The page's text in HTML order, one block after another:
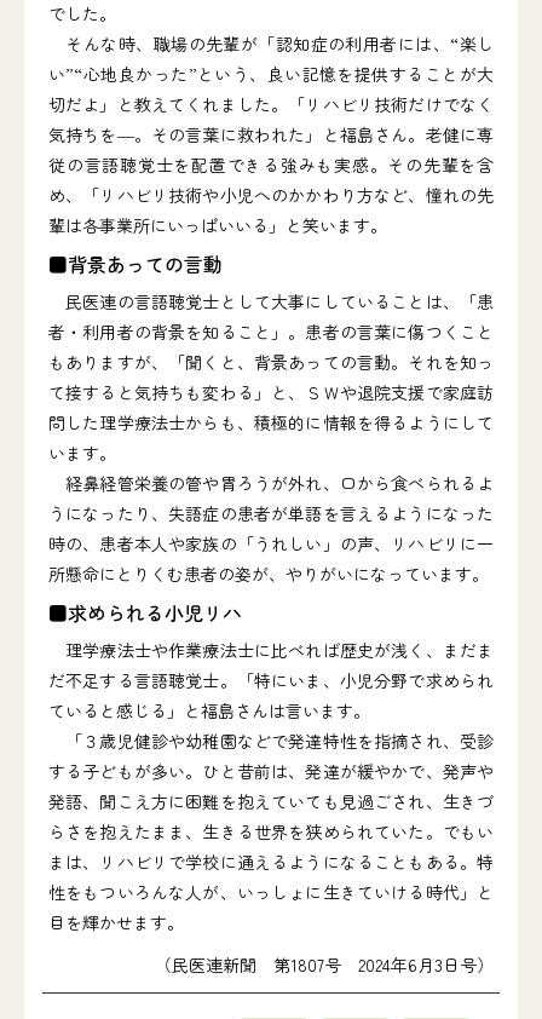
でした。
そんな時、職場の先輩が「認知症の利用者には、“楽し
い”“心地良かった”という、良い記憶を提供することが大
切だよ」と教えてくれました。「リハビリ技術だけでなく
気持ちを―。その言葉に救われた」と福島さん。老健に専
従の言語聴覚士を配置できる強みも実感。その先輩を含
め、「リハビリ技術や小児へのかかわり方など、憧れの先
輩は各事業所にいっぱいいる」と笑います。
■背景あっての言動
民医連の言語聴覚士として大事にしていることは、「患
者・利用者の背景を知ること」。患者の言葉に傷つくこと
もありますが、「聞くと、背景あっての言動。それを知っ
て接すると気持ちも変わる」と、ＳＷや退院支援で家庭訪
問した理学療法士からも、積極的に情報を得るようにして
います。
経鼻経管栄養の管や胃ろうが外れ、口から食べられるよ
うになったり、失語症の患者が単語を言えるようになった
時の、患者本人や家族の「うれしい」の声、リハビリに一
所懸命にとりくむ患者の姿が、やりがいになっています。
■求められる小児リハ
理学療法士や作業療法士に比べれば歴史が浅く、まだま
だ不足する言語聴覚士。「特にいま、小児分野で求められ
ていると感じる」と福島さんは言います。
「３歳児健診や幼稚園などで発達特性を指摘され、受診
する子どもが多い。ひと昔前は、発達が緩やかで、発声や
発語、聞こえ方に困難を抱えていても見過ごされ、生きづ
らさを抱えたまま、生きる世界を狭められていた。でもい
まは、リハビリで学校に通えるようになることもある。特
性をもついろんな人が、いっしょに生きていける時代」と
目を輝かせます。
（民医連新聞 第1807号 2024年6月3日号）